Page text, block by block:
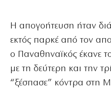
Η απογοήτευση ήταν
εκτός παρκέ από τον
ο Παναθηναϊκός έκανε
με τη δεύτερη και την
“ξέσπασε” κόντρα στη